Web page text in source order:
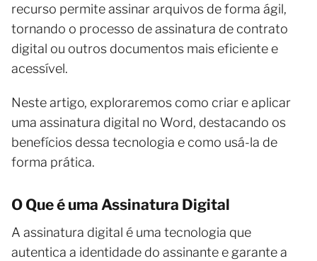
recurso permite assinar arquivos de forma ágil,
tornando o processo de assinatura de contrato
digital ou outros documentos mais eficiente e
acessível.
Neste artigo, exploraremos como criar e aplicar
uma assinatura digital no Word, destacando os
benefícios dessa tecnologia e como usá-la de
forma prática.
O Que é uma Assinatura Digital
A assinatura digital é uma tecnologia que
autentica a identidade do assinante e garante a